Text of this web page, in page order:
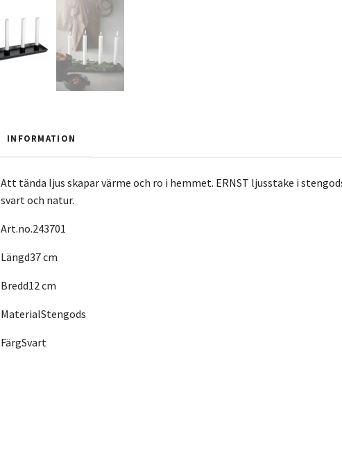
INFORMATION
Att tända ljus skapar värme och ro i hemmet. ERNST ljusstake i
svart och natur.
Art.no.243701
Längd37 cm
Bredd12 cm
MaterialStengods
FärgSvart